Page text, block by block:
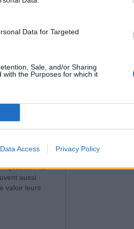
Data for Targeted
Sale, and/or Sharing
the Purposes for which it
Data Access Privacy Policy
question. Ils
aussi
valoir leurs